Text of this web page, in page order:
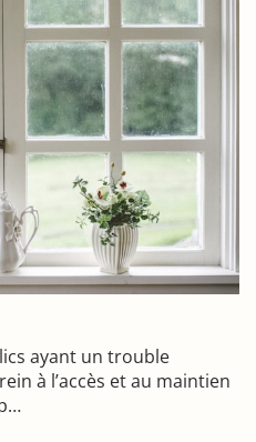
ayant un trouble
à l’accès et au maintien